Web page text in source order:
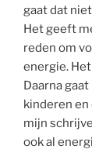
gaat dat
Het geeft
reden om
energie.
Daarna
kinderen en
mijn
ook al